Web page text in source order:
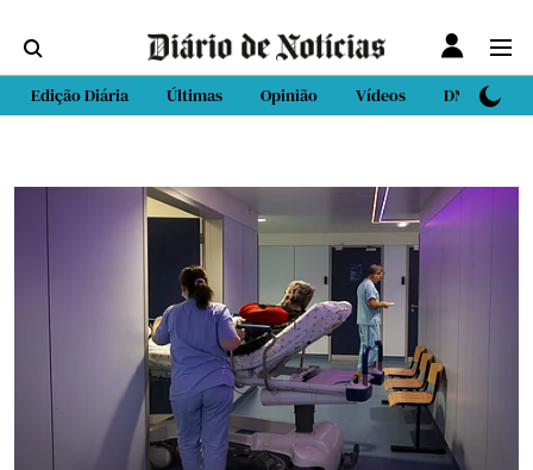
Edição Diária Últimas Opinião Vídeos DN Sport